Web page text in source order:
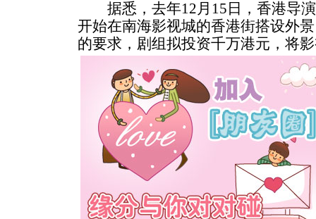
据悉，去年12月15日，香港导演
开始在南海影视城的香港街搭设外
的要求，剧组拟投资千万港元，将